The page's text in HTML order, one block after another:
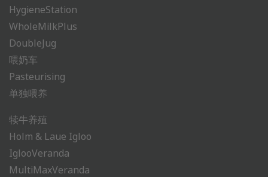
HygieneStation
WholeMilkPlus
DoubleJug
喂奶车
Pasteurising
单独喂养
犊牛养殖
Holm & Laue Igloo
IglooVeranda
MultiMaxVeranda